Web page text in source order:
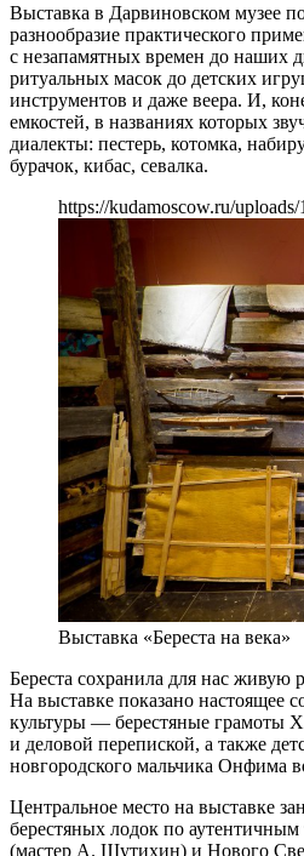
Выставка в Дарвиновском музее
разнообразие практического
с незапамятных времен до наших
ритуальных масок до детских
инструментов и даже веера. И,
емкостей, в названиях которых
диалекты: пестерь, котомка,
бурачок, кибас, севалка.
https://kudamoscow.ru/
Выставка «Береста на века»
Береста сохранила для нас живую
На выставке показано настоящее
культуры — берестяные грамоты
и деловой перепиской, а также
новгородского мальчика Онфима
Центральное место на выставке
берестяных лодок по
(мастер А. Шутихин) и Нового